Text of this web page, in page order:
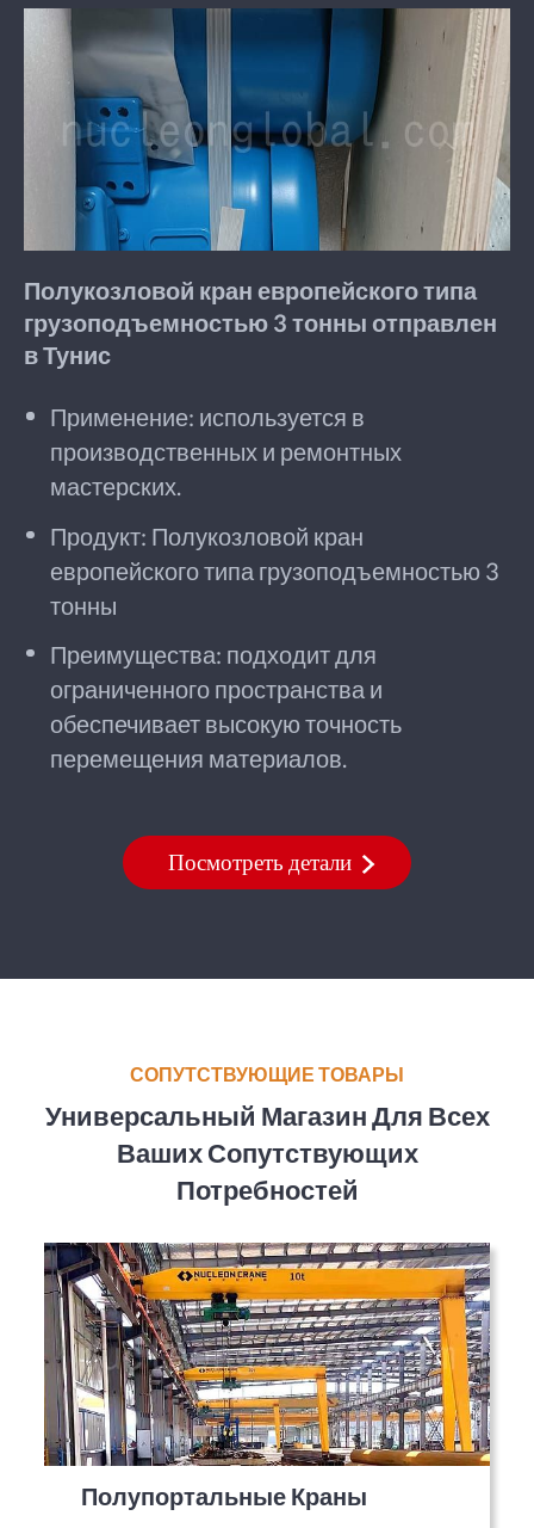
Полукозловой кран европейского типа
грузоподъемностью 3 тонны отправлен
в Тунис
Применение: используется в
производственных и ремонтных
мастерских.
Продукт: Полукозловой кран
европейского типа грузоподъемностью 3
тонны
Преимущества: подходит для
ограниченного пространства и
обеспечивает высокую точность
перемещения материалов.
Посмотреть детали
СОПУТСТВУЮЩИЕ ТОВАРЫ
Универсальный Магазин Для Всех
Ваших Сопутствующих
Потребностей
Полупортальные Краны